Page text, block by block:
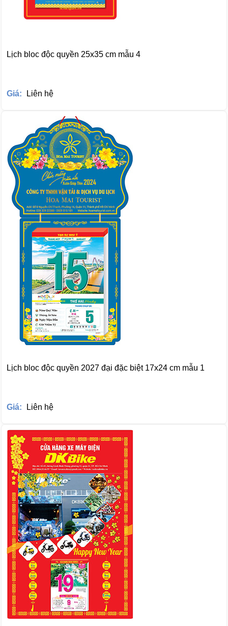
Lịch bloc độc quyền 25x35 cm mẫu 4
Giá: Liên hệ
Lịch bloc độc quyền 2027 đại đặc biệt 17x24 cm mẫu 1
Giá: Liên hệ